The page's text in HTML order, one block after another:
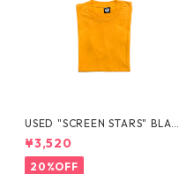
USED "SCREEN STARS" BLAN
K TEE
¥3,520
20%OFF